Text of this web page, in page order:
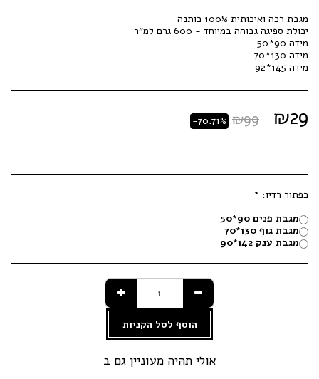
מידה 145*92
₪29
₪99
-70.71%
כפתור רדיו: *
מגבת פנים 90*50
מגבת גוף 130*70
מגבת ענק 142*90
הוסף לסל הקניות
אולי תהיה מעוניין גם ב